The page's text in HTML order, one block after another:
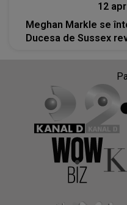
12
Meghan Markle se
Ducesa de Sussex